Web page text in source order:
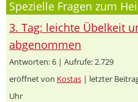
Spezielle Fragen zum
3. Tag: leichte Übelkeit
abgenommen
Antworten: 6 | Aufrufe: 2.729
eröffnet von Kostas | letzter
Uhr